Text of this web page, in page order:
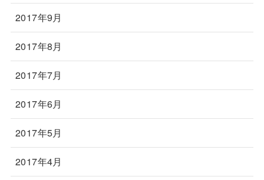
2017年9月
2017年8月
2017年7月
2017年6月
2017年5月
2017年4月